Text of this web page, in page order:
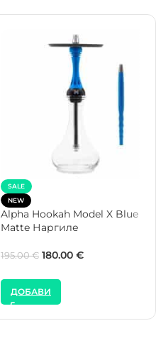
SALE
NEW
Alpha Hookah Model X Blue
Matte Наргиле
195.00€ 180.00 €
ДОБАВИ